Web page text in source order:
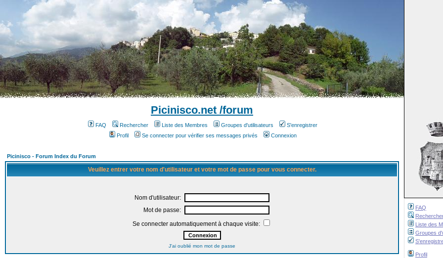
FAQ
Liste des
Groupes
Profil
Picinisco.net /forum
FAQ Rechercher Liste des Membres Groupes d'utilisateurs
S'enregistrer
Profil
Se connecter pour vérifier ses messages privés Connexion
Picinisco - Forum Index du Forum
Veuillez entrer votre nom d'utilisateur et votre mot de passe pour vous connecter.
Nom d'utilisateur:
Mot de passe:
Se connecter automatiquement à chaque visite:
J'ai oublié mon mot de passe